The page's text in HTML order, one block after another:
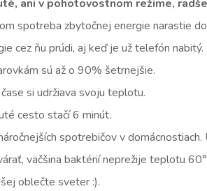
ani v pohotovostnom režime,
spotreba zbytočnej energie narastie
cez ňu prúdi, aj keď je už telefón nabitý.
sú až o 90% šetrnejšie.
si udržiava svoju teplotu.
cesto stačí 6 minút.
spotrebičov v
väčšina baktérií neprežije teplotu
oblečte sveter :).